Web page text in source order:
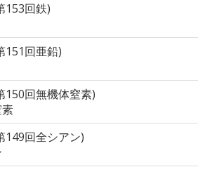
153回鉄)
151回亜鉛)
150回無機体窒素)
149回全シアン)